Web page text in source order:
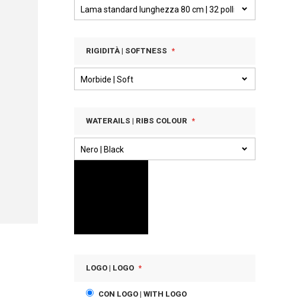
RIGIDITÀ | SOFTNESS
WATERAILS | RIBS COLOUR
LOGO | LOGO
CON LOGO | WITH LOGO